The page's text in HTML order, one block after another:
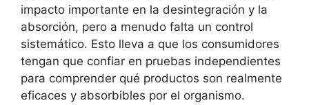
impacto importante en la desintegración y la
absorción, pero a menudo falta un control
sistemático. Esto lleva a que los consumidores
tengan que confiar en pruebas independientes
para comprender qué productos son realmente
eficaces y absorbibles por el organismo.